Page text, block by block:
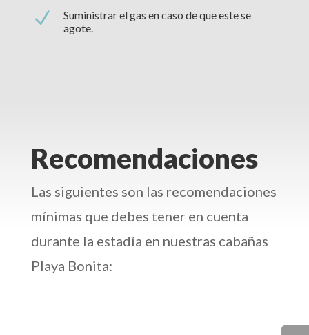
N
Suministrar el gas en caso de que este se
agote.
Recomendaciones
Las siguientes son las recomendaciones
mínimas que debes tener en cuenta
durante la estadía en nuestras cabañas
Playa Bonita: